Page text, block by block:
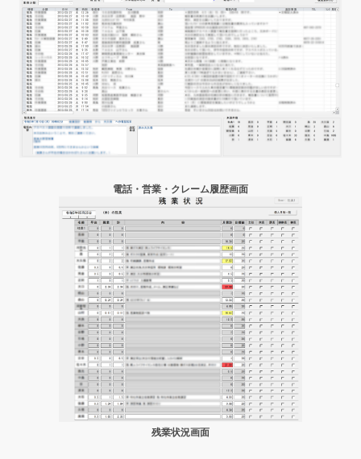
電話・営業・クレーム履歴画面
残業状況画面